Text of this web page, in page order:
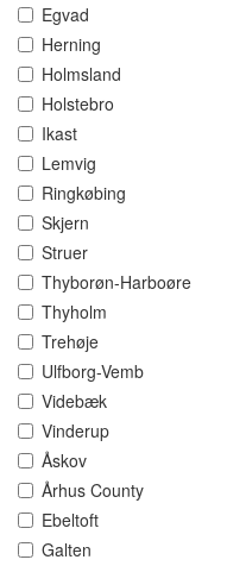
Egvad
Herning
Holmsland
Holstebro
Ikast
Lemvig
Ringkøbing
Skjern
Struer
Thyborøn-Harboøre
Thyholm
Trehøje
Ulfborg-Vemb
Videbæk
Vinderup
Åskov
Århus County
Ebeltoft
Galten